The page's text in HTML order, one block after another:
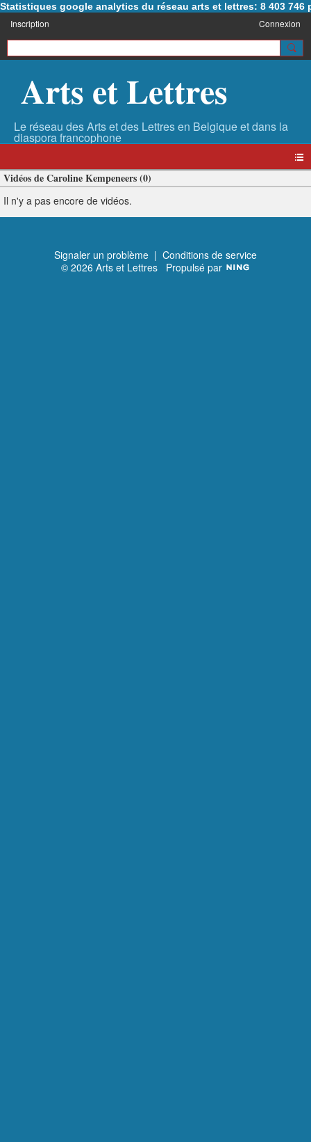
Statistiques google analytics du réseau arts et lettres: 8 403 746
Inscription Connexion
Arts et Lettres
Vidéos de Caroline Kempeneers (0)
Il n'y a pas encore de vidéos.
Signaler un problème | Conditions de service
© 2026 Arts et Lettres Propulsé par